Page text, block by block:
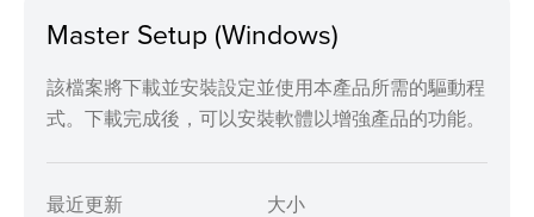
Master Setup (Windows)
該檔案將下載並安裝設定並使用本產品所需的驅動程
式。下載完成後，可以安裝軟體以增強產品的功能。
最近更新
大小